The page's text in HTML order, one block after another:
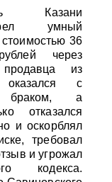
Казани
умный
стоимостью 36
через
из
с
браком, а
отказался
и оскорблял
требовал
и угрожал
кодекса.